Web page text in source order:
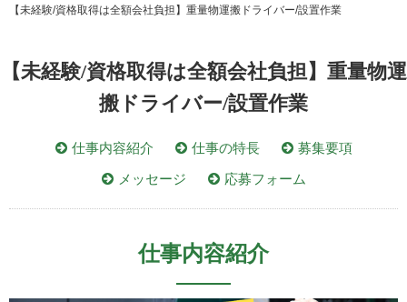
【未経験/資格取得は全額会社負担】重量物運搬ドライバー/設置作業
【未経験/資格取得は全額会社負担】重量物運
搬ドライバー/設置作業
仕事内容紹介 仕事の特長
募集要項
メッセージ
応募フォーム
仕事内容紹介